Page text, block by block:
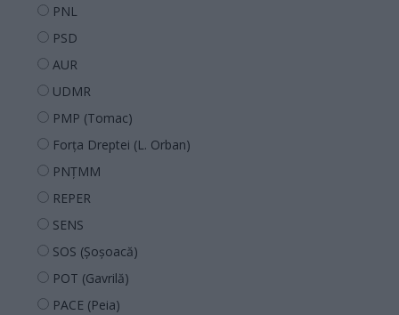
PNL
PSD
AUR
UDMR
PMP (Tomac)
Forța Dreptei (L. Orban)
PNȚMM
REPER
SENS
SOS (Șoșoacă)
POT (Gavrilă)
PACE (Peia)